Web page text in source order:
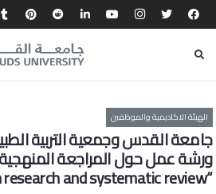
الهيئة الاكاديمية والموظفين
جامعة القدس وجمعية التربية
ورشة عمل حول المراجعة المنهجية
“Implementation research and systematic review”